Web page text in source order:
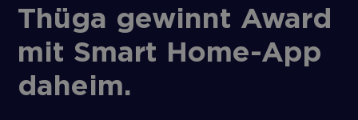
Thüga gewinnt Award
mit Smart Home-App
daheim.